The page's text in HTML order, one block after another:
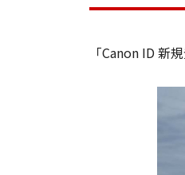
「Canon ID 新